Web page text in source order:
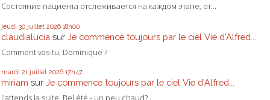
Состояние пациента отслеживается на каждом этапе, от...
jeudi 30 juillet 2026 18h00
claudialucia sur Je commence toujours par le ciel Vie d'Alfred...
Comment vas-tu, Dominique ?
mardi 21 juillet 2026 17h47
miriam sur Je commence toujours par le ciel Vie d'Alfred...
j'attends la suite. Bel été - un peu chaud?